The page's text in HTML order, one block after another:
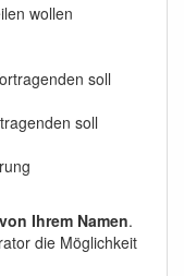
wollen
soll
soll
Ihrem Namen.
die Möglichkeit